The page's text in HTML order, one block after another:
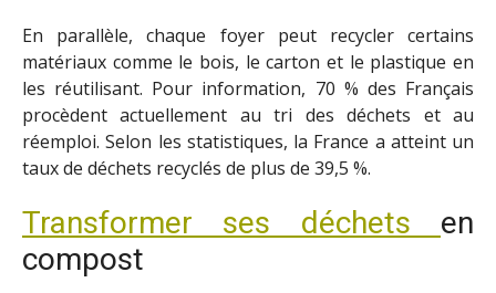
En parallèle, chaque foyer peut recycler certains
matériaux comme le bois, le carton et le plastique en
les réutilisant. Pour information, 70 % des Français
procèdent actuellement au tri des déchets et au
réemploi. Selon les statistiques, la France a atteint un
taux de déchets recyclés de plus de 39,5 %.
Transformer ses déchets en
compost